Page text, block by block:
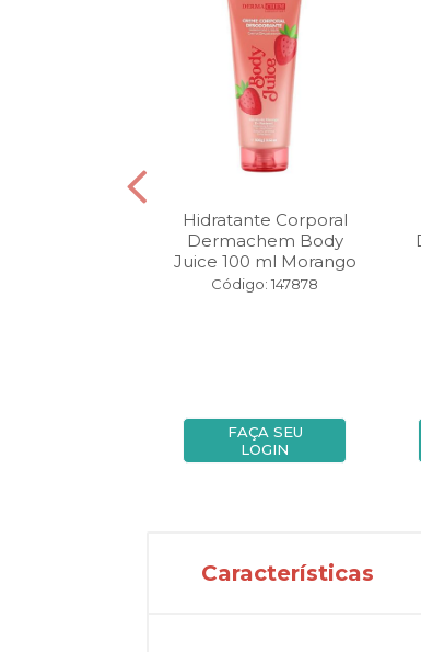
Hidratante Corporal
Dermachem Body
Juice 100 ml Morango
Código: 147878
FAÇA SEU
LOGIN
Características